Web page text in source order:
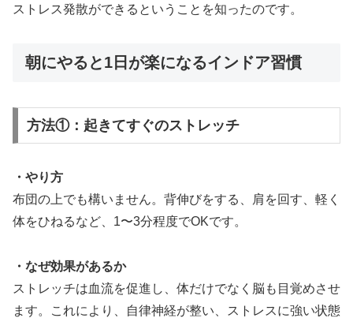
ストレス発散ができるということを知ったのです。
朝にやると1日が楽になるインドア習慣
方法①：起きてすぐのストレッチ
・やり方
布団の上でも構いません。背伸びをする、肩を回す、軽く
体をひねるなど、1〜3分程度でOKです。
・なぜ効果があるか
ストレッチは血流を促進し、体だけでなく脳も目覚めさせ
ます。これにより、自律神経が整い、ストレスに強い状態